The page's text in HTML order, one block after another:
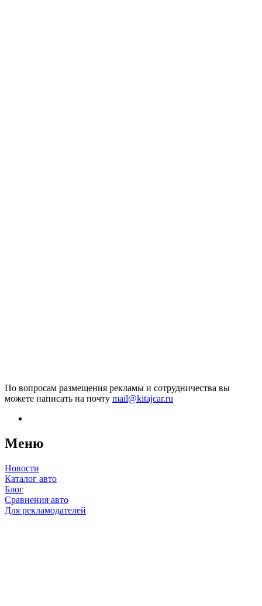
По вопросам размещения рекламы и сотрудничества вы
можете написать на почту mail@kitajcar.ru
Меню
Новости
Каталог авто
Блог
Сравнения авто
Для рекламодателей